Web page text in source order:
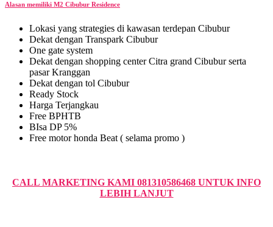
Alasan memiliki M2 Cibubur Residence
Lokasi yang strategies di kawasan terdepan Cibubur
Dekat dengan Transpark Cibubur
One gate system
Dekat dengan shopping center Citra grand Cibubur serta
pasar Kranggan
Dekat dengan tol Cibubur
Ready Stock
Harga Terjangkau
Free BPHTB
BIsa DP 5%
Free motor honda Beat ( selama promo )
CALL MARKETING KAMI 081310586468 UNTUK INFO
LEBIH LANJUT